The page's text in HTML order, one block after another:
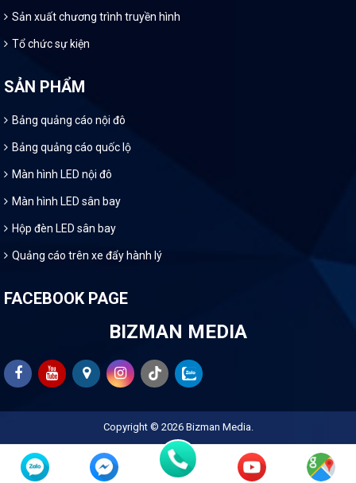
Sản xuất chương trình truyền hình
Tổ chức sự kiện
SẢN PHẨM
Bảng quảng cáo nội đô
Bảng quảng cáo quốc lộ
Màn hình LED nội đô
Màn hình LED sân bay
Hộp đèn LED sân bay
Quảng cáo trên xe đẩy hành lý
FACEBOOK PAGE
BIZMAN MEDIA
Copyright © 2026 Bizman Media